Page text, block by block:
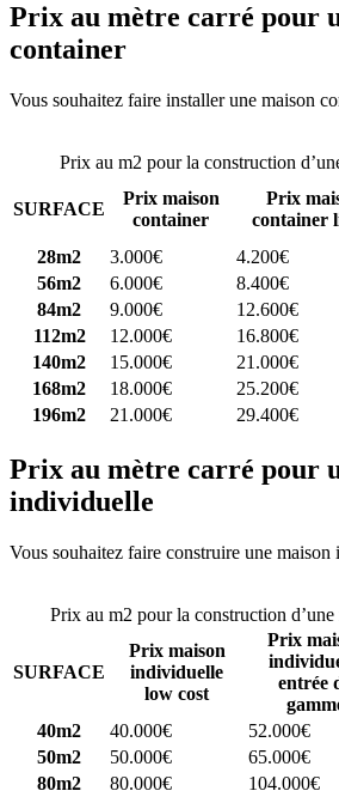
Prix au mètre carré pour
container
Vous souhaitez faire installer une maison
Prix au m2 pour la construction
SURFACE
Prix maison
container
Prix
container
28m2
3.000€ 4.200€
56m2
6.000€ 8.400€
84m2
9.000€ 12.600€
112m2
12.000€ 16.800€
140m2
15.000€ 21.000€
168m2
18.000€ 25.200€
196m2
21.000€ 29.400€
Prix au mètre carré pour
individuelle
Vous souhaitez faire construire une
Prix au m2 pour la construction
SURFACE
Prix maison
individuelle
low cost
Prix
entrée
40m2
40.000€ 52.000€
50m2
50.000€ 65.000€
80m2
80.000€ 104.000€